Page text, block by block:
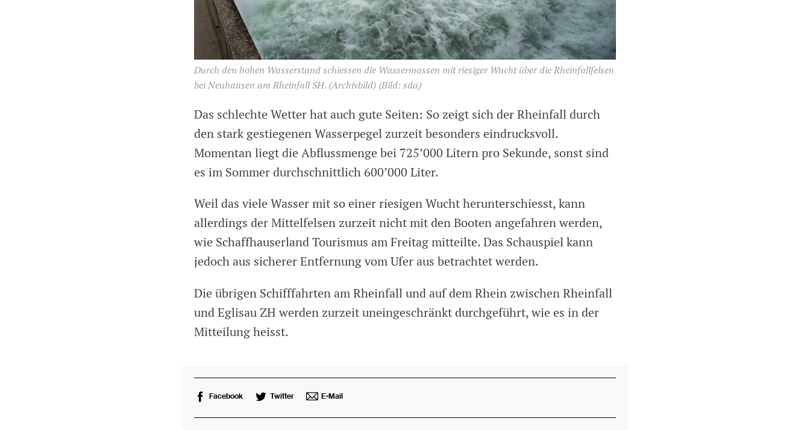
Durch den hohen Wasserstand schiessen die Wassermassen mit riesiger Wucht über die Rheinfallfelsen
bei Neuhausen am Rheinfall SH. (Archivbild) (Bild: sda)
Das schlechte Wetter hat auch gute Seiten: So zeigt sich der Rheinfall durch
den stark gestiegenen Wasserpegel zurzeit besonders eindrucksvoll.
Momentan liegt die Abflussmenge bei 725’000 Litern pro Sekunde, sonst sind
es im Sommer durchschnittlich 600’000 Liter.
Weil das viele Wasser mit so einer riesigen Wucht herunterschiesst, kann
allerdings der Mittelfelsen zurzeit nicht mit den Booten angefahren werden,
wie Schaffhauserland Tourismus am Freitag mitteilte. Das Schauspiel kann
jedoch aus sicherer Entfernung vom Ufer aus betrachtet werden.
Die übrigen Schifffahrten am Rheinfall und auf dem Rhein zwischen Rheinfall
und Eglisau ZH werden zurzeit uneingeschränkt durchgeführt, wie es in der
Mitteilung heisst.
Facebook Twitter E-Mail